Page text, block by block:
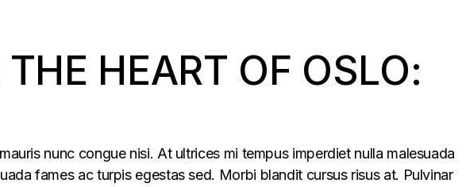
HEART OF OSLO:
nunc congue nisi. At ultrices mi tempus imperdiet nulla malesuada
fames ac turpis egestas sed. Morbi blandit cursus risus at. Pulvinar